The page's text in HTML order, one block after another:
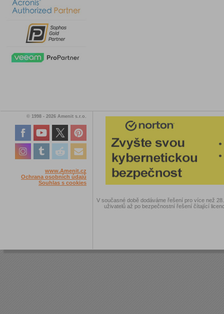
© 1998 - 2026 Amenit s.r.o.
www.Amenit.cz
Ochrana osobních údajů
Souhlas s cookies
V současné době dodáváme řešení pro více než
uživatelů až po bezpečnostní řešení čítající